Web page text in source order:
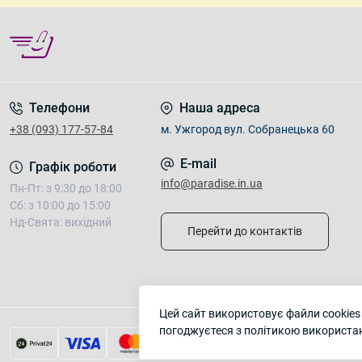
Телефони
+38 (093) 177-57-84
Графік роботи
Пн-Пт: з 9:30 до 18:00
Сб: з 10:00 до 15:00
Нд-Свята: вихідний
Наша адреса
м. Ужгород вул. Собранецька 60
E-mail
info@paradise.in.ua
Перейти до контактів
Цей сайт використовує файли
погоджуєтеся з політикою